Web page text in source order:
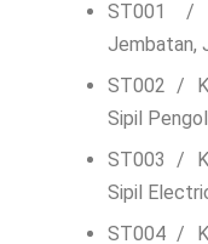
ST001 /
Jembatan,
ST002 /
Sipil
ST003 /
Sipil
ST004 /